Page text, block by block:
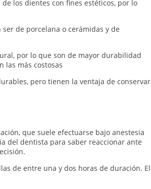
los dientes con fines estéticos, por lo
ser de porcelana o cerámidas y de
por lo que son de mayor durabilidad
las más costosas
pero tienen la ventaja de conservar
que suele efectuarse bajo anestesia
del dentista para saber reaccionar ante
de entre una y dos horas de duración. El